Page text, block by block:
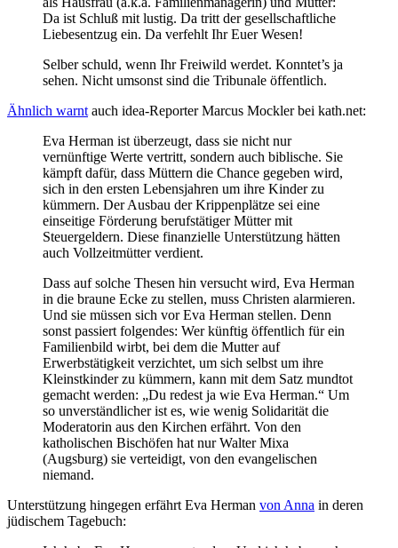
Da ist Schluß mit lustig. Da tritt der gesellschaftliche
Liebesentzug ein. Da verfehlt Ihr Euer Wesen!
Selber schuld, wenn Ihr Freiwild werdet. Konntet’s ja
sehen. Nicht umsonst sind die Tribunale öffentlich.
Ähnlich warnt auch idea-Reporter Marcus Mockler bei kath.net:
Eva Herman ist überzeugt, dass sie nicht nur
vernünftige Werte vertritt, sondern auch biblische. Sie
kämpft dafür, dass Müttern die Chance gegeben wird,
sich in den ersten Lebensjahren um ihre Kinder zu
kümmern. Der Ausbau der Krippenplätze sei eine
einseitige Förderung berufstätiger Mütter mit
Steuergeldern. Diese finanzielle Unterstützung hätten
auch Vollzeitmütter verdient.
Dass auf solche Thesen hin versucht wird, Eva Herman
in die braune Ecke zu stellen, muss Christen alarmieren.
Und sie müssen sich vor Eva Herman stellen. Denn
sonst passiert folgendes: Wer künftig öffentlich für ein
Familienbild wirbt, bei dem die Mutter auf
Erwerbstätigkeit verzichtet, um sich selbst um ihre
Kleinstkinder zu kümmern, kann mit dem Satz mundtot
gemacht werden: „Du redest ja wie Eva Herman.“ Um
so unverständlicher ist es, wie wenig Solidarität die
Moderatorin aus den Kirchen erfährt. Von den
katholischen Bischöfen hat nur Walter Mixa
(Augsburg) sie verteidigt, von den evangelischen
niemand.
Unterstützung hingegen erfährt Eva Herman von Anna in deren
jüdischem Tagebuch: